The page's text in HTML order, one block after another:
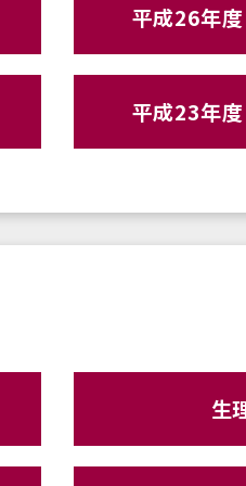
平成26年度
平成23年度
生